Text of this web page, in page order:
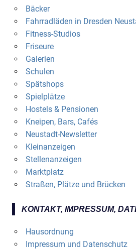
Bäcker
Fahrradläden in Dresden
Fitness-Studios
Friseure
Galerien
Schulen
Spätshops
Spielplätze
Hostels & Pensionen
Kneipen, Bars, Cafés
Neustadt-Newsletter
Kleinanzeigen
Stellenanzeigen
Marktplatz
Straßen, Plätze und Brücken
KONTAKT, IMPRESSUM,
Hausordnung
Impressum und Datenschutz